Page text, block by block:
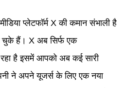
प्लेटफॉर्म X की कमान संभाली है
चुके हैं। X अब सिर्फ एक
रहा है इसमें आपको अब कई सारी
ने अपने यूजर्स के लिए एक नया